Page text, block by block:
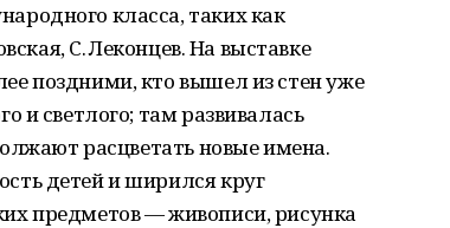
класса, таких как
С. Леконцев. На выставке
поздними, кто вышел из стен уже
и светлого; там развивалась
расцветать новые имена.
детей и ширился круг
предметов — живописи, рисунка